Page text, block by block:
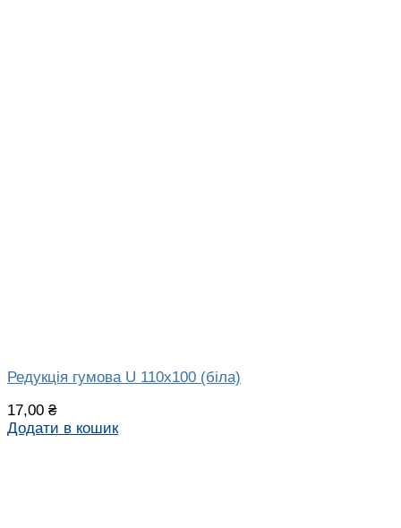
Редукція гумова U 110х100 (біла)
17,00 ₴
Додати в кошик